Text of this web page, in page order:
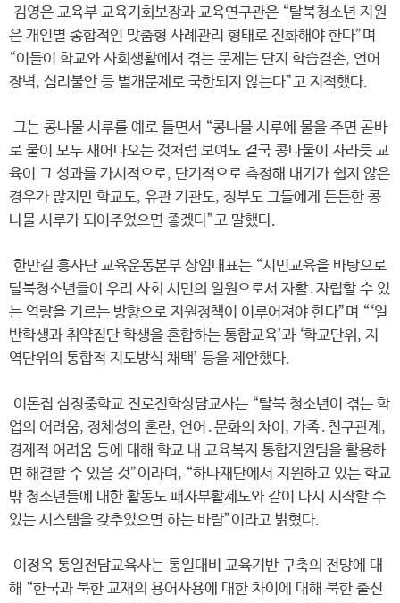
김영은 교육부 교육기회보장과 교육연구관은 “탈북청소년 지원
은 개인별 종합적인 맞춤형 사례관리 형태로 진화해야 한다”며
“이들이 학교와 사회생활에서 겪는 문제는 단지 학습결손, 언어
장벽, 심리불안 등 별개문제로 국한되지 않는다”고 지적했다.
그는 콩나물 시루를 예로 들면서 “콩나물 시루에 물을 주면 곧바
로 물이 모두 새어나오는 것처럼 보여도 결국 콩나물이 자라듯 교
육이 그 성과를 가시적으로, 단기적으로 측정해 내기가 쉽지 않은
경우가 많지만 학교도, 유관 기관도, 정부도 그들에게 든든한 콩
나물 시루가 되어주었으면 좋겠다”고 말했다.
한만길 흥사단 교육운동본부 상임대표는 “시민교육을 바탕으로
탈북청소년들이 우리 사회 시민의 일원으로서 자활․자립할 수 있
는 역량을 기르는 방향으로 지원정책이 이루어져야 한다”며 “‘일
반학생과 취약집단 학생을 혼합하는 통합교육’과 ‘학교단위, 지
역단위의 통합적 지도방식 채택’ 등을 제안했다.
이돈집 삼정중학교 진로진학상담교사는 “탈북 청소년이 겪는 학
업의 어려움, 정체성의 혼란, 언어․문화의 차이, 가족․친구관계,
경제적 어려움 등에 대해 학교 내 교육복지 통합지원팀을 활용하
면 해결할 수 있을 것”이라며, “하나재단에서 지원하고 있는 학교
밖 청소년들에 대한 활동도 패자부활제도와 같이 다시 시작할 수
있는 시스템을 갖추었으면 하는 바람”이라고 밝혔다.
이정옥 통일전담교육사는 통일대비 교육기반 구축의 전망에 대
해 “한국과 북한 교재의 용어사용에 대한 차이에 대해 북한 출신